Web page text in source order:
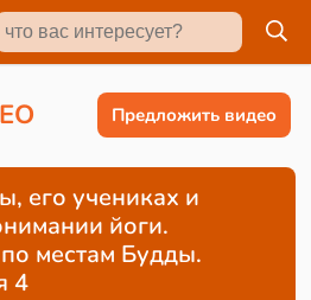
EO Предложить видео
его учениках и
йоги.
местам Будды.
4